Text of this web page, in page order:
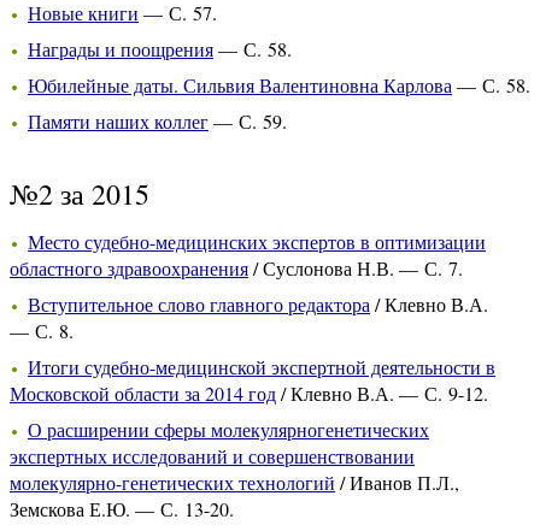
Новые книги — С. 57.
Награды и поощрения— С. 58.
Юбилейные даты. Сильвия Валентиновна Карлова — С. 58.
Памяти наших коллег— С. 59.
№2 за 2015
Место судебно-медицинских экспертов в оптимизации
областного здравоохранения/ Суслонова Н.В. — С. 7.
Вступительное слово главного редактора / Клевно В.А.
— С. 8.
Итоги судебно-медицинской экспертной деятельности в
Московской области за 2014 год/ Клевно В.А. — С. 9-12.
О расширении сферы молекулярногенетических
экспертных исследований и совершенствовании
молекулярно-генетических технологий / Иванов П.Л.,
Земскова Е.Ю. — С. 13-20.